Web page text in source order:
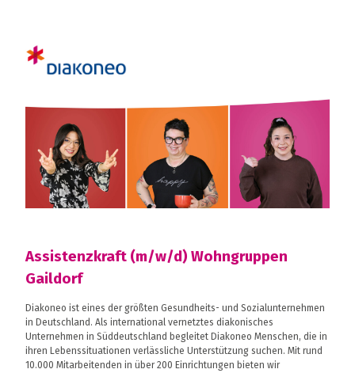
Assistenzkraft (m/w/d) Wohngruppen
Gaildorf
Diakoneo ist eines der größten Gesundheits- und Sozialunternehmen
in Deutschland. Als international vernetztes diakonisches
Unternehmen in Süddeutschland begleitet Diakoneo Menschen, die in
ihren Lebenssituationen verlässliche Unterstützung suchen. Mit rund
10.000 Mitarbeitenden in über 200 Einrichtungen bieten wir